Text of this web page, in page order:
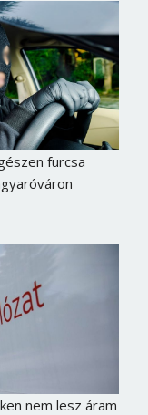
furcsa
nem lesz áram